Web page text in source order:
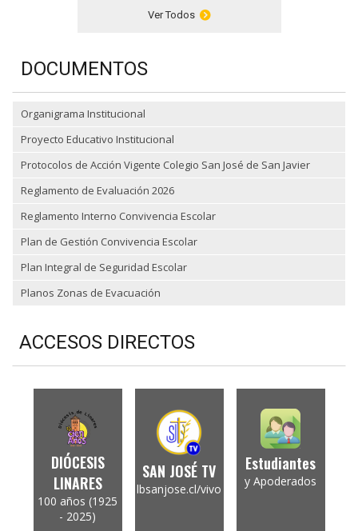
Ver Todos
DOCUMENTOS
Organigrama Institucional
Proyecto Educativo Institucional
Protocolos de Acción Vigente Colegio San José de San Javier
Reglamento de Evaluación 2026
Reglamento Interno Convivencia Escolar
Plan de Gestión Convivencia Escolar
Plan Integral de Seguridad Escolar
Planos Zonas de Evacuación
ACCESOS DIRECTOS
DIÓCESIS
LINARES
100 años (1925
- 2025)
SAN JOSÉ TV
lbsanjose.cl/vivo
Estudiantes
y Apoderados